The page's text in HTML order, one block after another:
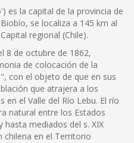
es la capital de la provincia de
se localiza a 145 km al
regional (Chile).
8 de octubre de 1862,
de colocación de la
con el objeto de que en sus
que atrajera a los
el Valle del Río Lebu. El río
natural entre los Estados
mediados del s. XIX
chilena en el Territorio